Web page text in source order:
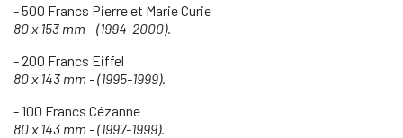
- 500 Francs Pierre et Marie Curie
80 x 153 mm - (1994-2000).
- 200 Francs Eiffel
80 x 143 mm - (1995-1999).
- 100 Francs Cézanne
80 x 143 mm - (1997-1999).